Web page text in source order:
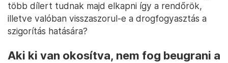
több dílert tudnak majd elkapni így a rendőrök,
illetve valóban visszaszorul-e a drogfogyasztás a
szigorítás hatására?
Aki ki van okosítva, nem fog beugrani a